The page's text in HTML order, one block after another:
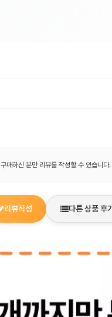
구매하신 분만 리뷰를 작성할 수 있습니다.
리뷰작성 다른 상품 후기